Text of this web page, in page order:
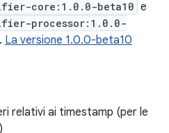
core:1.0.0-beta10 e
processor:1.0.0-
La versione 1.0.0-beta10
relativi ai timestamp (per le